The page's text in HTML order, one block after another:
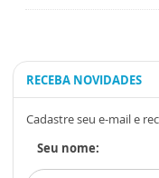
RECEBA NOVIDADES
Cadastre seu e-mail e
Seu nome: